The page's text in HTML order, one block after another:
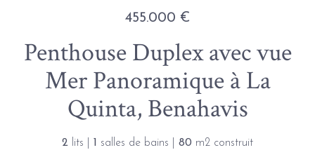
455.000 €
Penthouse Duplex avec vue
Mer Panoramique à La
Quinta, Benahavis
2 lits | 1 salles de bains | 80 m2 construit